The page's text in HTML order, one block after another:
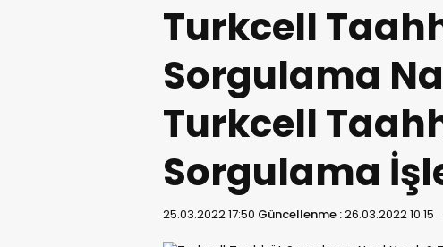
Turkcell
Sorgulama
Turkcell
Sorgulama
25.03.2022 17:50 Güncellenme :26.03.2022 10:15